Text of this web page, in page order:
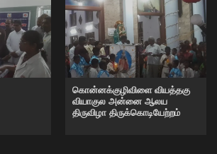
கொன்னக்குழிவிளை வியத்தகு
வியாகுல அன்னை ஆலய
திருவிழா திருக்கொடியேற்றம்